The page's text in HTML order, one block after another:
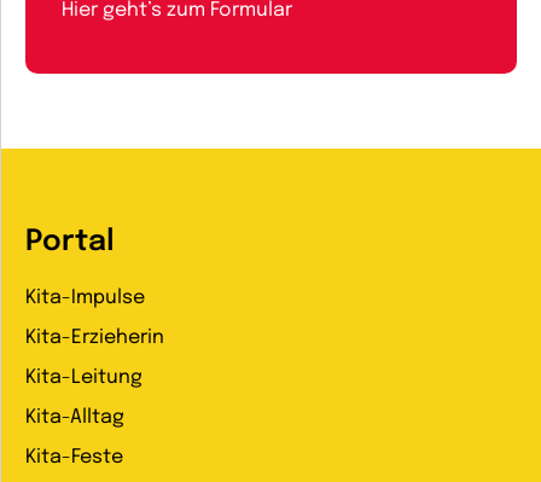
Hier geht’s zum Formular
Portal
Kita-Impulse
Kita-Erzieherin
Kita-Leitung
Kita-Alltag
Kita-Feste